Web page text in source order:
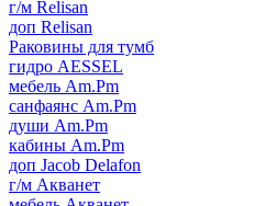
г/м Relisan
доп Relisan
Раковины для тумб
гидро AESSEL
мебель Am.Pm
санфаянс Am.Pm
души Am.Pm
кабины Am.Pm
доп Jacob Delafon
г/м Акванет